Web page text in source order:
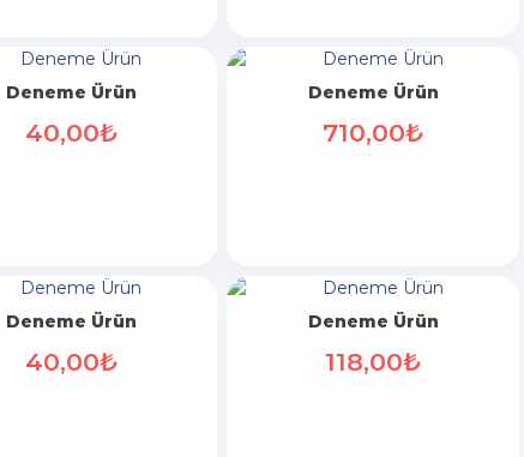
Deneme Ürün
40,00₺
Deneme Ürün
710,00₺
Deneme Ürün
40,00₺
Deneme Ürün
118,00₺